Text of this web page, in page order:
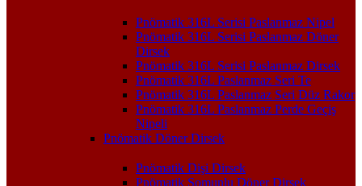
Pnömatik 316L Serisi Paslanmaz Nipel
Pnömatik 316L Serisi Paslanmaz Döner
Dirsek
Pnömatik 316L Serisi Paslanmaz Dirsek
Pnömatik 316L Paslanmaz Seri Te
Pnömatik 316L Paslanmaz Seri Düz Rakor
Pnömatik 316L Paslanmaz Perde Geçiş
Nipeli
Pnömatik Döner Dirsek
Pnömatik Dişi Dirsek
Pnömatik Somunlu Döner Dirsek